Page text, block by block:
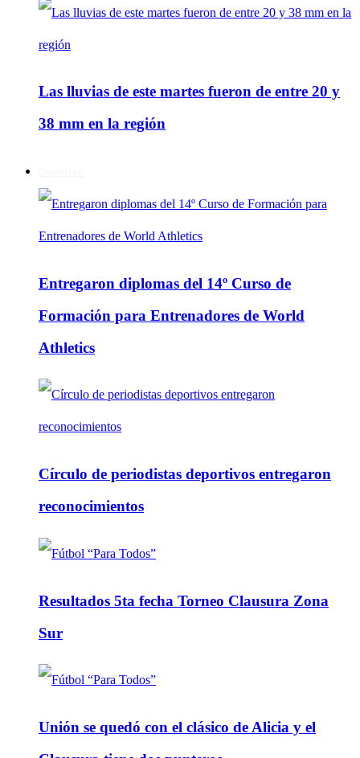
Las lluvias de este martes fueron de entre 20 y
38 mm en la región
Entregaron diplomas del 14º Curso de
Formación para Entrenadores de World
Athletics
Círculo de periodistas deportivos entregaron
reconocimientos
Resultados 5ta fecha Torneo Clausura Zona
Sur
Unión se quedó con el clásico de Alicia y el